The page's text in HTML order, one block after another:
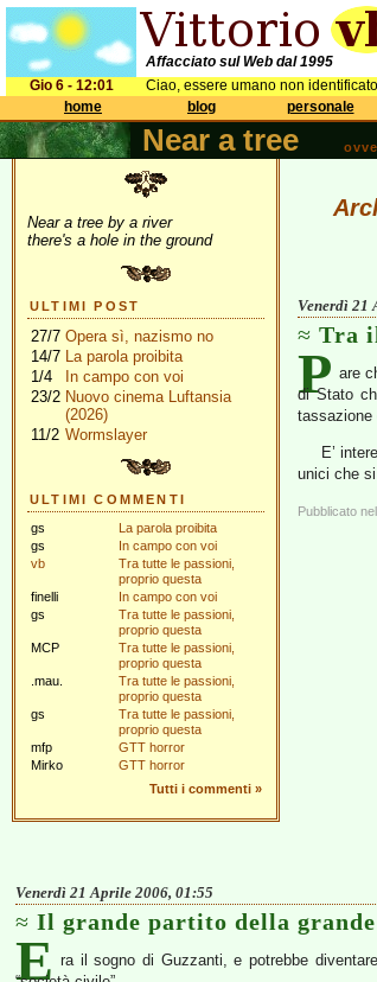
Affacciato sul Web dal 1995
Gio 6 - 12:01
Ciao, essere umano non
home
blog personale
Near a tree
Near a tree by a river
there's a hole in the ground
ULTIMI POST
27/7 Opera sì, nazismo no
14/7 La parola proibita
1/4
In campo con voi
23/2 Nuovo cinema Luftansia
(2026)
11/2 Wormslayer
ULTIMI COMMENTI
gs
La parola proibita
gs
In campo con voi
vb
Tra tutte le passioni,
proprio questa
finelli
In campo con voi
gs
Tra tutte le passioni,
proprio questa
MCP
Tra tutte le passioni,
proprio questa
.mau.
Tra tutte le passioni,
proprio questa
gs
Tra tutte le passioni,
proprio questa
mfp
GTT horror
Mirko
GTT horror
Tutti i commenti »
Venerdì 21
Tra
P are
di Stato
tassazione
E’
unici che
Pubblicato
Venerdì 21 Aprile 2006, 01:55
Il grande partito della
E ra il sogno di Guzzanti, e potrebbe